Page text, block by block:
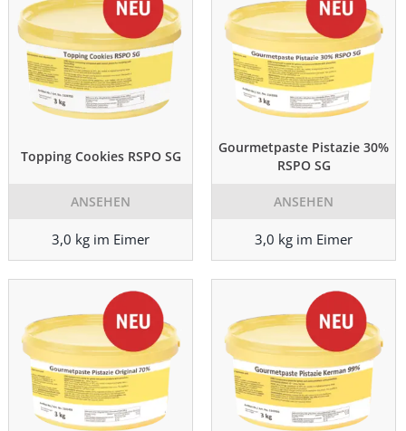
Topping Cookies RSPO SG
ANSEHEN
3,0 kg im Eimer
Gourmetpaste Pistazie 30%
RSPO SG
ANSEHEN
3,0 kg im Eimer